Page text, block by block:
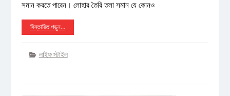
সমান করতে পারেন। লোহার তৈরি তলা সমান যে কোনও
বিস্তারিত পড়ুন…
লাইফ স্টাইল